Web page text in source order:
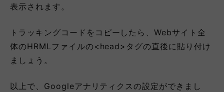
表示されます。
トラッキングコードをコピーしたら、Webサイト全
体のHRMLファイルの<head>タグの直後に貼り付け
ましょう。
以上で、Googleアナリティクスの設定ができまし